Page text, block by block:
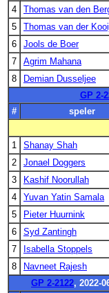
4
Thomas van den
5
Thomas van der
6
Jools de Boer
7
Agrim Mahana
8
Demian Dusseljee
GP 2-
#
speler
1
Shanay Shah
2
Jonael Doggers
3
Kashif Noorullah
4
Yuvan Yatin Samala
5
Pieter Huurnink
6
Syd Zantingh
7
Isabella Stoppels
8
Navneet Rajesh
GP 2-2122, 2022-